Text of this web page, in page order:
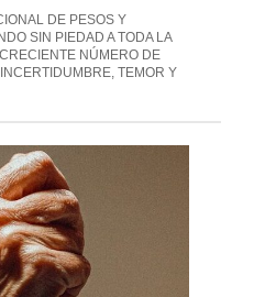
DE PESOS Y
SIN PIEDAD A TODA LA
NÚMERO DE
TEMOR Y